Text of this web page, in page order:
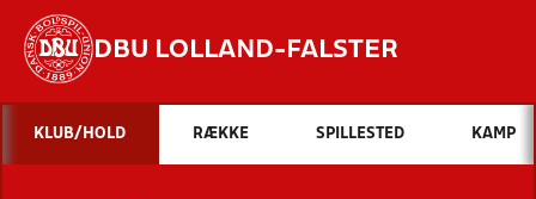
DBU LOLLAND-FALSTER
Hvad vil du søge efter?
INDHOLD OG NYHEDER
KLUB/HOLD RÆKKE SPILLESTED KAMP